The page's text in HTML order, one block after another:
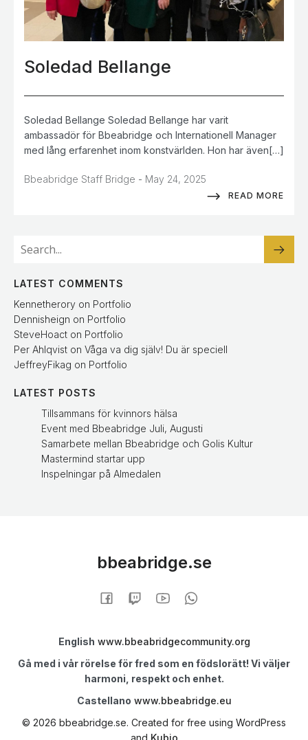
Soledad Bellange
Soledad Bellange Soledad Bellange har varit
ambassadör för Bbeabridge och Internationell Manager
med lång erfarenhet inom konstvärlden. Hon har även[…]
Bbeabridge Staff Bridge - May 24, 2025
READ MORE
LATEST COMMENTS
Kennetherory on Portfolio
Dennisheign on Portfolio
SteveHoact on Portfolio
Per Ahlqvist on Våga va dig själv! Du är speciell
JeffreyFikag on Portfolio
LATEST POSTS
Tillsammans för kvinnors hälsa
Event med Bbeabridge Juli, Augusti
Samarbete mellan Bbeabridge och Golis Kultur
Mastermind startar upp
Inspelningar på Almedalen
bbeabridge.se
English www.bbeabridgecommunity.org
Gå med i vår rörelse för fred som en födslorätt! Vi väljer
harmoni, respekt och enhet.
Castellano www.bbeabridge.eu
© 2026 bbeabridge.se. Created for free using WordPress
and Kubio